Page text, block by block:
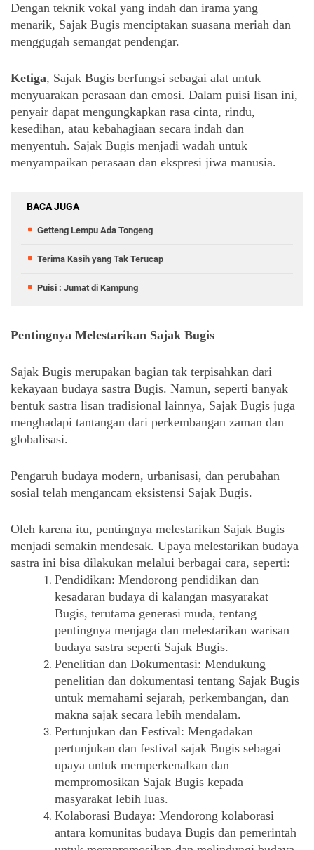
Dengan teknik vokal yang indah dan irama yang
menarik, Sajak Bugis menciptakan suasana meriah dan
menggugah semangat pendengar.
Ketiga, Sajak Bugis berfungsi sebagai alat untuk
menyuarakan perasaan dan emosi. Dalam puisi lisan ini,
penyair dapat mengungkapkan rasa cinta, rindu,
kesedihan, atau kebahagiaan secara indah dan
menyentuh. Sajak Bugis menjadi wadah untuk
menyampaikan perasaan dan ekspresi jiwa manusia.
BACA JUGA
Getteng Lempu Ada Tongeng
Terima Kasih yang Tak Terucap
Puisi : Jumat di Kampung
Pentingnya Melestarikan Sajak Bugis
Sajak Bugis merupakan bagian tak terpisahkan dari
kekayaan budaya sastra Bugis. Namun, seperti banyak
bentuk sastra lisan tradisional lainnya, Sajak Bugis juga
menghadapi tantangan dari perkembangan zaman dan
globalisasi.
Pengaruh budaya modern, urbanisasi, dan perubahan
sosial telah mengancam eksistensi Sajak Bugis.
Oleh karena itu, pentingnya melestarikan Sajak Bugis
menjadi semakin mendesak. Upaya melestarikan budaya
sastra ini bisa dilakukan melalui berbagai cara, seperti:
Pendidikan: Mendorong pendidikan dan
kesadaran budaya di kalangan masyarakat
Bugis, terutama generasi muda, tentang
pentingnya menjaga dan melestarikan warisan
budaya sastra seperti Sajak Bugis.
Penelitian dan Dokumentasi: Mendukung
penelitian dan dokumentasi tentang Sajak Bugis
untuk memahami sejarah, perkembangan, dan
makna sajak secara lebih mendalam.
Pertunjukan dan Festival: Mengadakan
pertunjukan dan festival sajak Bugis sebagai
upaya untuk memperkenalkan dan
mempromosikan Sajak Bugis kepada
masyarakat lebih luas.
Kolaborasi Budaya: Mendorong kolaborasi
antara komunitas budaya Bugis dan pemerintah